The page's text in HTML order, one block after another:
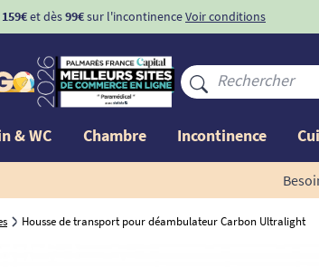
159€et dès99€sur l'incontinenceVoir conditions
& WC Chambre Incontinence
Housse de transport pour déambulateur Carbon Ultralight